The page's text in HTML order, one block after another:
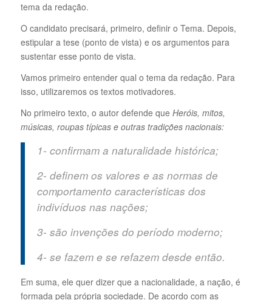
tema da redação.
O candidato precisará, primeiro, definir o Tema. Depois,
estipular a tese (ponto de vista) e os argumentos para
sustentar esse ponto de vista.
Vamos primeiro entender qual o tema da redação. Para
isso, utilizaremos os textos motivadores.
No primeiro texto, o autor defende que Heróis, mitos,
músicas, roupas típicas e outras tradições nacionais:
1- confirmam a naturalidade histórica;
2- definem os valores e as normas de
comportamento características dos
indivíduos nas nações;
3- são invenções do período moderno;
4- se fazem e se refazem desde então.
Em suma, ele quer dizer que a nacionalidade, a nação, é
formada pela própria sociedade. De acordo com as